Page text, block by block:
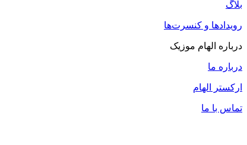
بلاگ
رویدادها و کنسرت‌ها
درباره الهام موزیک
درباره ما
ارکستر الهام
تماس با ما